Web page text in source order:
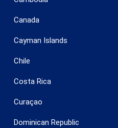
Canada
Cayman Islands
Chile
Costa Rica
Curaçao
Dominican Republic
Guardar configuración